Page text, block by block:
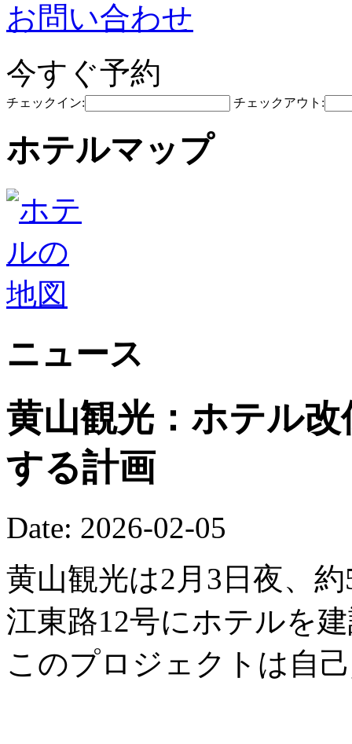
お問い合わせ
今すぐ予約
チェックイン: チェックアウト:
ホテルマップ
ニュース
黄山観光：ホテル
する計画
Date: 2026-02-05
黄山観光は2月3日夜、
江東路12号にホテルを
このプロジェクトは自